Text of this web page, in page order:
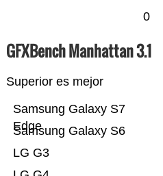
0
GFXBench Manhattan 3.1
Superior es mejor
LG G3
Samsung Galaxy S6
Samsung Galaxy S7
Edge